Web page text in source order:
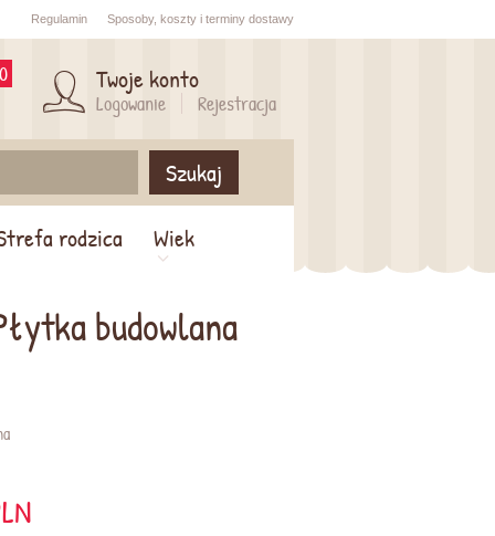
Regulamin Sposoby, koszty i terminy dostawy
0 Twoje konto
Logowanie Rejestracja
Szukaj
rodzica Wiek
budowlana